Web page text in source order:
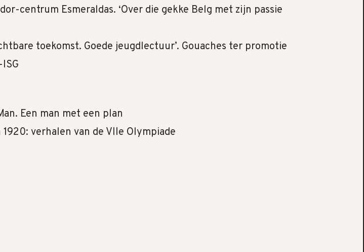
centrum Esmeraldas. ‘Over die gekke Belg met zijn passie
toekomst. Goede jeugdlectuur’. Gouaches ter promotie
Een man met een plan
verhalen van de VIIe Olympiade